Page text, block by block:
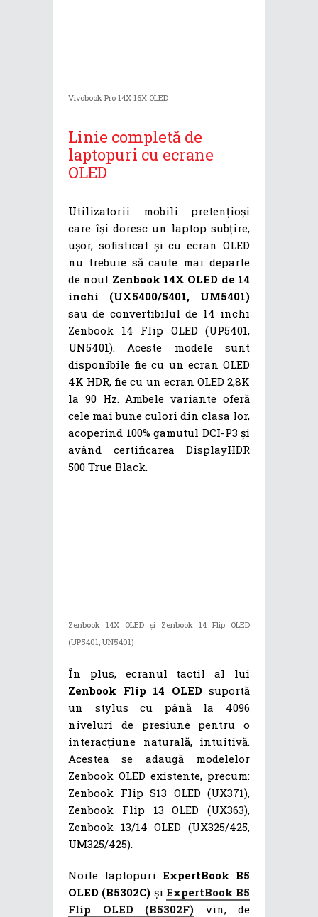
Vivobook Pro 14X 16X OLED
Linie completă de
laptopuri cu ecrane
OLED
Utilizatorii mobili pretențioși
care își doresc un laptop subțire,
ușor, sofisticat și cu ecran OLED
nu trebuie să caute mai departe
de noul Zenbook 14X OLED de 14
inchi (UX5400/5401, UM5401)
sau de convertibilul de 14 inchi
Zenbook 14 Flip OLED (UP5401,
UN5401). Aceste modele sunt
disponibile fie cu un ecran OLED
4K HDR, fie cu un ecran OLED 2,8K
la 90 Hz. Ambele variante oferă
cele mai bune culori din clasa lor,
acoperind 100% gamutul DCI-P3 și
având certificarea DisplayHDR
500 True Black.
Zenbook 14X OLED și Zenbook 14 Flip OLED
(UP5401, UN5401)
În plus, ecranul tactil al lui
Zenbook Flip 14 OLEDsuportă
un stylus cu până la 4096
niveluri de presiune pentru o
interacțiune naturală, intuitivă.
Acestea se adaugă modelelor
Zenbook OLED existente, precum:
Zenbook Flip S13 OLED (UX371),
Zenbook Flip 13 OLED (UX363),
Zenbook 13/14 OLED (UX325/425,
UM325/425).
Noile laptopuri ExpertBook B5
OLED (B5302C) și ExpertBook B5
Flip OLED (B5302F) vin, de